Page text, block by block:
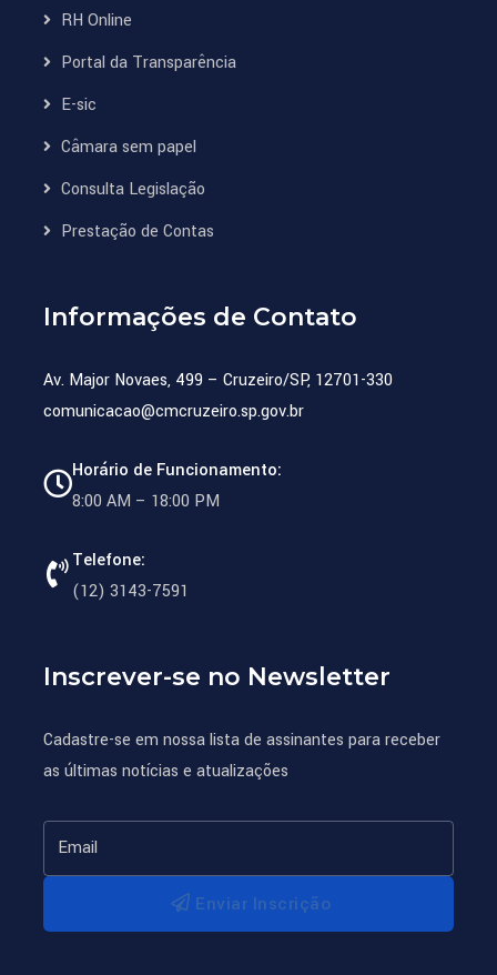
RH Online
Portal da Transparência
E-sic
Câmara sem papel
Consulta Legislação
Prestação de Contas
Informações de Contato
Av. Major Novaes, 499 – Cruzeiro/SP, 12701-330
comunicacao@cmcruzeiro.sp.gov.br
Horário de Funcionamento:
8:00 AM – 18:00 PM
Telefone:
(12) 3143-7591
Inscrever-se no Newsletter
Cadastre-se em nossa lista de assinantes para receber
as últimas notícias e atualizações
Enviar Inscrição